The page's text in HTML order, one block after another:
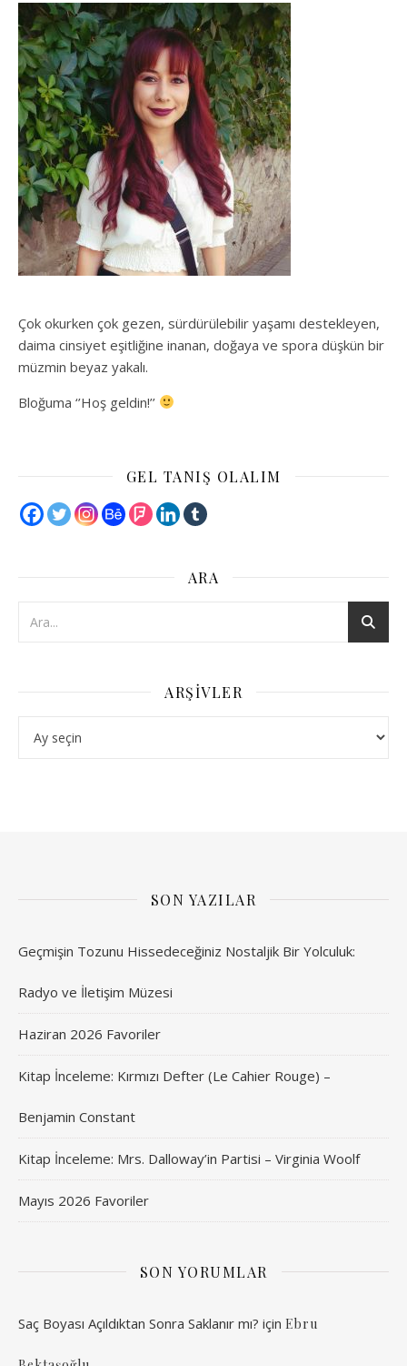
Çok okurken çok gezen, sürdürülebilir yaşamı destekleyen,
daima cinsiyet eşitliğine inanan, doğaya ve spora düşkün bir
müzmin beyaz yakalı.
Bloğuma ‘’Hoş geldin!’’
GEL TANIŞ OLALIM
ARA
ARŞIVLER
SON YAZILAR
Geçmişin Tozunu Hissedeceğiniz Nostaljik Bir Yolculuk:
Radyo ve İletişim Müzesi
Haziran 2026 Favoriler
Kitap İnceleme: Kırmızı Defter (Le Cahier Rouge) –
Benjamin Constant
Kitap İnceleme: Mrs. Dalloway’in Partisi – Virginia Woolf
Mayıs 2026 Favoriler
SON YORUMLAR
Saç Boyası Açıldıktan Sonra Saklanır mı? için Ebru